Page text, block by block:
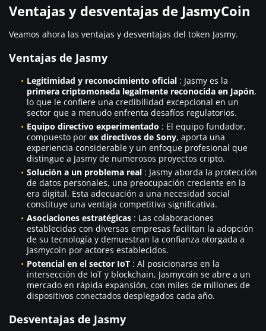
Ventajas y desventajas de JasmyCoin
Veamos ahora las ventajas y desventajas del token Jasmy.
Ventajas de Jasmy
Legitimidad y reconocimiento oficial : Jasmy es la
primera criptomoneda legalmente reconocida en Japón,
lo que le confiere una credibilidad excepcional en un
sector que a menudo enfrenta desafíos regulatorios.
Equipo directivo experimentado : El equipo fundador,
compuesto por ex directivos de Sony, aporta una
experiencia considerable y un enfoque profesional que
distingue a Jasmy de numerosos proyectos cripto.
Solución a un problema real : Jasmy aborda la protección
de datos personales, una preocupación creciente en la
era digital. Esta adecuación a una necesidad social
constituye una ventaja competitiva significativa.
Asociaciones estratégicas : Las colaboraciones
establecidas con diversas empresas facilitan la adopción
de su tecnología y demuestran la confianza otorgada a
Jasmycoin por actores establecidos.
Potencial en el sector IoT : Al posicionarse en la
intersección de IoT y blockchain, Jasmycoin se abre a un
mercado en rápida expansión, con miles de millones de
dispositivos conectados desplegados cada año.
Desventajas de Jasmy